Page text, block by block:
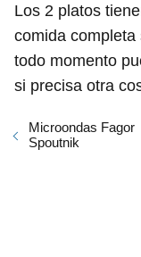
Los 2 platos
comida
todo momento
si precisa otra
Microondas Fagor
Spoutnik